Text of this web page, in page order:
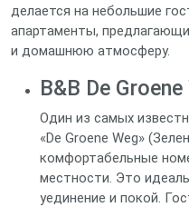
делается на небольшие
апартаменты,
и домашнюю атмосферу.
B&B De Groene
Один из самых
«De Groene Weg»
комфортабельные
местности. Это
уединение и покой.